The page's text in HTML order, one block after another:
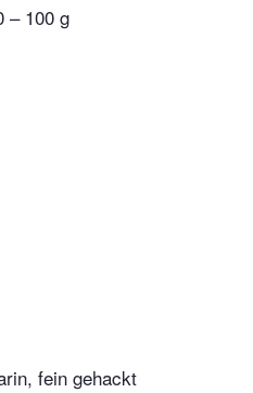
– 100 g
fein gehackt